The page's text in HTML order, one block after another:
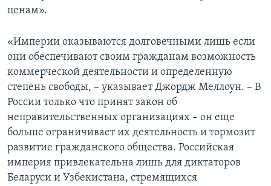
ценам».
«Империи оказываются долговечными лишь если
они обеспечивают своим гражданам возможность
коммерческой деятельности и определенную
степень свободы, – указывает Джордж Меллоун. – В
России только что принят закон об
неправительственных организациях – он еще
больше ограничивает их деятельность и тормозит
развитие гражданского общества. Российская
империя привлекательна лишь для диктаторов
Беларуси и Узбекистана, стремящихся